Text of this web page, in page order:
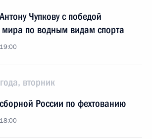
Чупкову с победой
по водным видам спорта
вторник
России по фехтованию